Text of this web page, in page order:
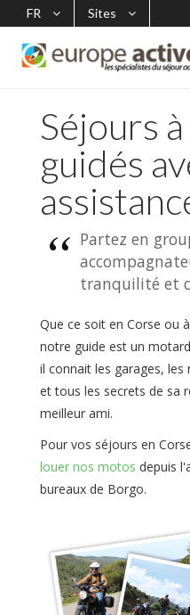
FR Sites
Séjours
guidés
Partez en
tranquilité et
Que ce soit en Corse ou
notre guide est un
il connait les garages,
et tous les secrets de sa
meilleur ami.
Pour vos séjours en
louer nos motos depuis
bureaux de Borgo.